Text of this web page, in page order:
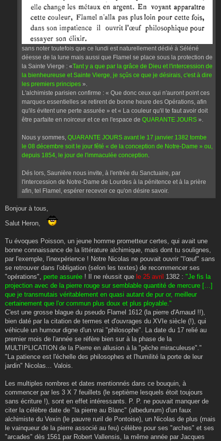
sans noter toutefois que ce lundi est naturellement dédié à Séléné
déesse de la lune mais aussi que Flamel se place sous la protection de
la Sainte Vierge : «Tant y a que par la grâce de Dieu et l'intercession de
la bienheureuse et Sainte Vierge, je sçûs ce que je désirais, c'est à dire
les premiers principes ».
L'alchimiste parisien confirme : « Que donc ceux qui n'auront point ces
marques essentielles se retirent de bonne heure des Opérations, afin
qu'ils évitent une perte assurée » et « La couleur qu'il te faut avoir doit
être parfaite en noirceur et ce en l'espace de QUARANTE JOURS ».
Nous y sommes, QUARANTE JOURS avant le 17 janvier 1382 tombe
le 08 décembre soit le jour fêté « de la conception de Notre-Dame » ou,
depuis 1854, le jour de l'immaculée conception
Dés lors, Saunière nous invite, à l'entrée du Sanctuaire, par
l'intercession de Notre-Dame de Lourdes à la pénitence et à la prière
afin, tel Flamel, espérer recevoir ce qu'on désire savoir.
Bonjour à tous,
Salut Heron,
Tu évoques Poisson, un jeune homme prometteur certes, qui avait une
bonne connaissance de la littérature alchimique, mais dont tu soulignes,
par l'exemple, l'inexpérience ! Notre Nicolas ne pouvait ouvrir "l'œuf" sans
se retrouver dans l'obligation (selon les textes) de recommencer ses
"opérations", perte assurée ! Il ne réussit que le 25 avril 1382 : "Je fis la
projection avec de la pierre rouge sur semblable quantité de mercure […]
que je transmutais véritablement en quasi autant de pur or, meilleur
certainement que l'or commun plus doux et plus ployable."
C'est une grosse blague du pseudo Flamel 1612 (la pierre d'Arnaud !!),
bien daté par la citation de termes et d'ouvrages du XVIe siècle (!), qui
véhicule un humour digne d'un vrai "philosophe". La date du 17 relié au
premier mois de l'année se réfère bien sur à la phase de la
MULTIPLICATION de la Pierre en allusion à la "pêche miraculeuse"."
"La patience est l'échelle des philosophes et l'humilité la porte de leur
jardin" Nicolas... Valois.
Les multiples nombres et dates mentionnés dans ce bouquin, à
commencer par les 3 X 7 feuillets (le septième lesquels étoit toujours
sans écriture !), sont en effet intéressants. P. P. ne pouvait manquer de
citer la célèbre date de "la pierre au Blanc" (albedunum) d'un faux
alchimiste du Vexin (le pauvre ruril de Pontoise), un Nicolas de plus (mais
le vainqueur de la pierre associé au feu) célèbre pour ses "arches" et ses
"arcades" dès 1561 par Robert Vallensis, la même année par Jacques